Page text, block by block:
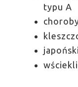
typu A